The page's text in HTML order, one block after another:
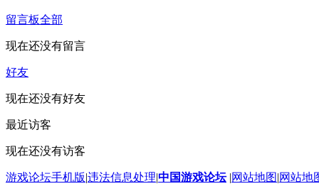
留言板全部
现在还没有留言
好友
现在还没有好友
最近访客
现在还没有访客
游戏论坛手机版|违法信息处理|中国游戏论坛 |网站地图|网站地